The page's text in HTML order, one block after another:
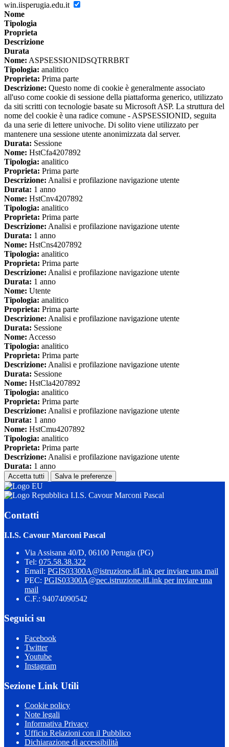
win.iisperugia.edu.it
Nome
Tipologia
Proprieta
Descrizione
Durata
Nome: ASPSESSIONIDSQTRRBRT
Tipologia: analitico
Proprieta: Prima parte
Descrizione: Questo nome di cookie è generalmente associato
all'uso come cookie di sessione della piattaforma generico, utilizzato
da siti scritti con tecnologie basate su Microsoft ASP. La struttura del
nome del cookie è una radice comune - ASPSESSIONID, seguita
da una serie di lettere univoche. Di solito viene utilizzato per
mantenere una sessione utente anonimizzata dal server.
Durata: Sessione
Nome: HstCfa4207892
Tipologia: analitico
Proprieta: Prima parte
Descrizione: Analisi e profilazione navigazione utente
Durata: 1 anno
Nome: HstCnv4207892
Tipologia: analitico
Proprieta: Prima parte
Descrizione: Analisi e profilazione navigazione utente
Durata: 1 anno
Nome: HstCns4207892
Tipologia: analitico
Proprieta: Prima parte
Descrizione: Analisi e profilazione navigazione utente
Durata: 1 anno
Nome: Utente
Tipologia: analitico
Proprieta: Prima parte
Descrizione: Analisi e profilazione navigazione utente
Durata: Sessione
Nome: Accesso
Tipologia: analitico
Proprieta: Prima parte
Descrizione: Analisi e profilazione navigazione utente
Durata: Sessione
Nome: HstCla4207892
Tipologia: analitico
Proprieta: Prima parte
Descrizione: Analisi e profilazione navigazione utente
Durata: 1 anno
Nome: HstCmu4207892
Tipologia: analitico
Proprieta: Prima parte
Descrizione: Analisi e profilazione navigazione utente
Durata: 1 anno
Accetta tutti Salva le preferenze
I.I.S. Cavour Marconi Pascal
Contatti
I.I.S. Cavour Marconi Pascal
Via Assisana 40/D, 06100 Perugia (PG)
Tel: 075.58.38.322
Email: PGIS03300A@istruzione.itLink per inviare una mail
PEC: PGIS03300A@pec.istruzione.itLink per inviare una
mail
C.F.: 94074090542
Seguici su
Facebook
Twitter
Youtube
Instagram
Sezione Link Utili
Cookie policy
Note legali
Informativa Privacy
Ufficio Relazioni con il Pubblico
Dichiarazione di accessibilità